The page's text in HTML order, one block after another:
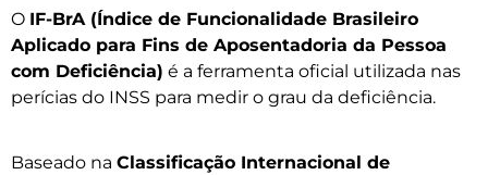
O IF-BrA (Índice de Funcionalidade Brasileiro
Aplicado para Fins de Aposentadoria da Pessoa
com Deficiência) é a ferramenta oficial utilizada nas
perícias do INSS para medir o grau da deficiência.
Baseado na Classificação Internacional de